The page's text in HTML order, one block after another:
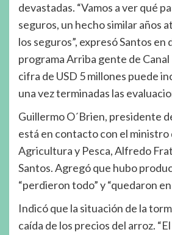
devastadas. “Vamos a ver qué
seguros, un hecho similar años
los seguros”, expresó Santos en
programa Arriba gente de Canal
cifra de USD 5 millones puede
una vez terminadas las
Guillermo O´Brien, presidente
está en contacto con el ministro
Agricultura y Pesca, Alfredo
Santos. Agregó que hubo
“perdieron todo” y “quedaron en
Indicó que la situación de la
caída de los precios del arroz.